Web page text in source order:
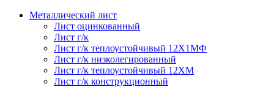
Металлический лист
Лист оцинкованный
Лист г/к
Лист г/к теплоустойчивый 12Х1МФ
Лист г/к низколегированный
Лист г/к теплоустойчивый 12ХМ
Лист г/к конструкционный